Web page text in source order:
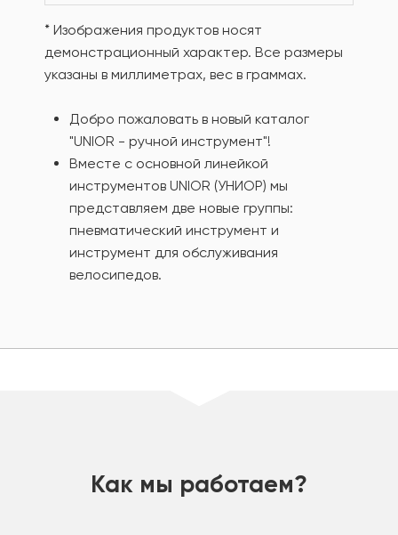
* Изображения продуктов носят
демонстрационный характер. Все размеры
указаны в миллиметрах, вес в граммах.
Добро пожаловать в новый каталог
"UNIOR - ручной инструмент"!
Вместе с основной линейкой
инструментов UNIOR (УНИОР) мы
представляем две новые группы:
пневматический инструмент и
инструмент для обслуживания
велосипедов.
Как мы работаем?